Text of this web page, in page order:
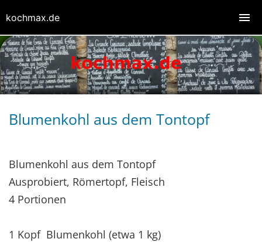
Blumenkohl aus dem Tontopf
Blumenkohl aus dem Tontopf
Ausprobiert, Römertopf, Fleisch
4 Portionen
1 Kopf Blumenkohl (etwa 1 kg)
kochmax.de